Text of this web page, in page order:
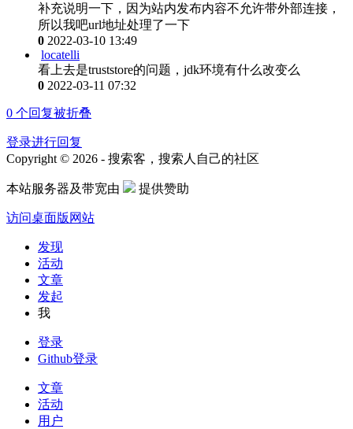
补充说明一下，因为站内发布内容不允许带外部连接，
所以我吧url地址处理了一下
0 2022-03-10 13:49
locatelli
看上去是truststore的问题，jdk环境有什么改变么
0 2022-03-11 07:32
0 个回复被折叠
登录进行回复
Copyright © 2026 - 搜索客，搜索人自己的社区
本站服务器及带宽由 提供赞助
访问桌面版网站
发现
活动
文章
发起
我
登录
Github登录
文章
活动
用户